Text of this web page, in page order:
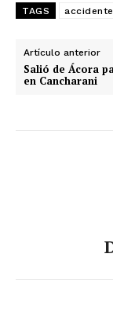
TAGS
Artículo anterior
Salió de Ácora
en Cancharani